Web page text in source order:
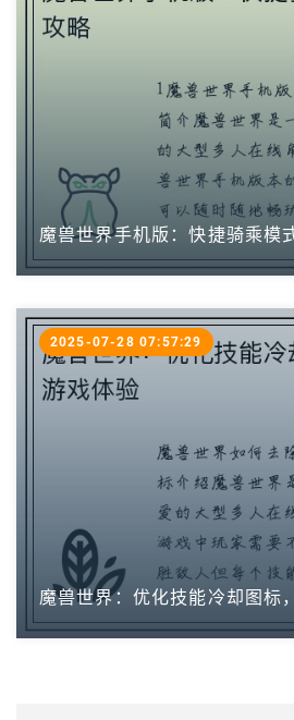
魔兽世界手机版：快捷骑乘模
魔兽世界：优化技能冷却图标
2025-07-28 07:57:29